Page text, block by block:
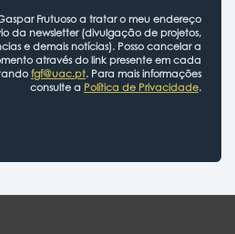
Frutuoso a tratar o meu endereço
da newsletter (divulgação de projetos,
e demais notícias). Posso cancelar a
através do link presente em cada
fgf@uac.pt. Para mais informações
consulte a Política de Privacidade.